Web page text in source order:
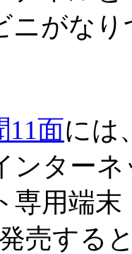
ニがな
11面には
ンター
専用端
売する